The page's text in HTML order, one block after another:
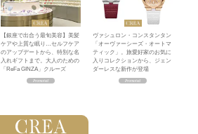
【銀座で出合う最旬美容】美髪
ケアや上質な眠り…セルフケア
のアップデートから、特別な名
入れギフトまで。大人のための
「ReFa GINZA」クルーズ
ヴァシュロン・コンスタンタン
「オーヴァーシーズ・オートマ
ティック」。旅愛好家のお気に
入りコレクションから、ジェン
ダーレスな新作が登場